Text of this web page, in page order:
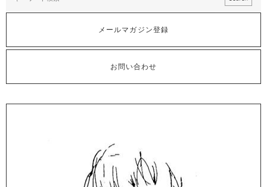
メールマガジン登録
お問い合わせ